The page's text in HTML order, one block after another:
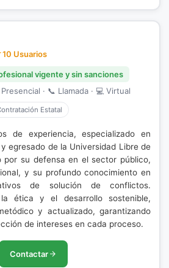
10 Usuarios
vigente y sin sanciones
· 📞 Llamada · 💻 Virtual
Estatal
de experiencia, especializado en
y egresado de la Universidad Libre de
por su defensa en el sector público,
y su profundo conocimiento en
de solución de conflictos.
ética y el desarrollo sostenible,
y actualizado, garantizando
de intereses en cada proceso.
Contactar